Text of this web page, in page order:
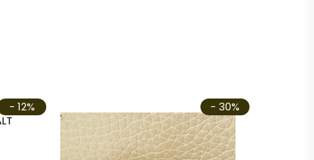
- 12% - 30%